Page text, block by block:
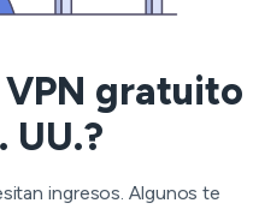
VPN gratuito
UU.?
ingresos. Algunos te